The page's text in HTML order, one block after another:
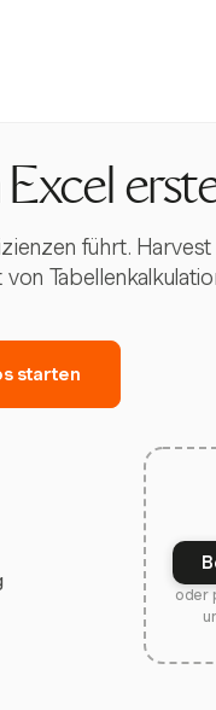
führt.
starten
oder